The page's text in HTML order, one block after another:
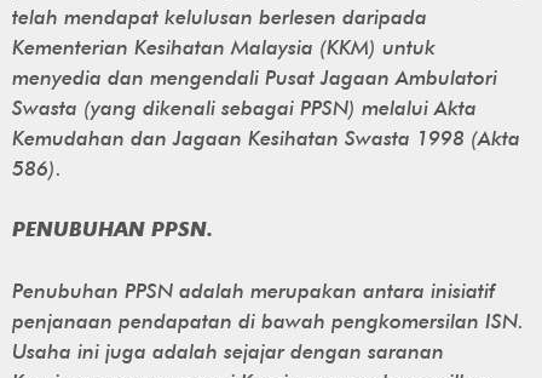
telah mendapat kelulusan berlesen daripada
Kementerian Kesihatan Malaysia (KKM) untuk
menyedia dan mengendali Pusat Jagaan Ambulatori
Swasta (yang dikenali sebagai PPSN) melalui Akta
Kemudahan dan Jagaan Kesihatan Swasta 1998 (Akta
586).
PENUBUHAN PPSN.
Penubuhan PPSN adalah merupakan antara inisiatif
penjanaan pendapatan di bawah pengkomersilan ISN.
Usaha ini juga adalah sejajar dengan saranan